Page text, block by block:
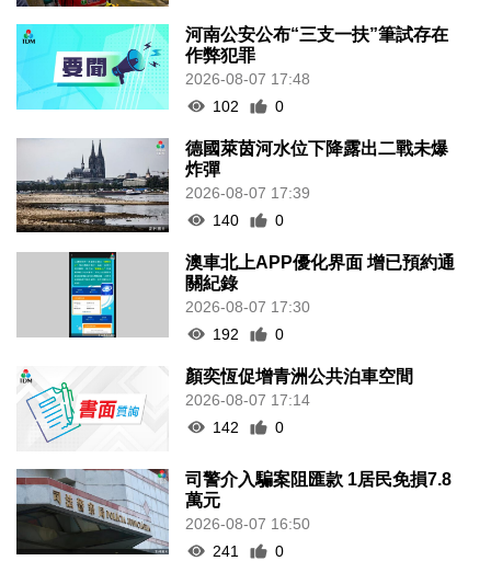
河南公安公布“三支一扶”筆試存在
作弊犯罪
2026-08-07 17:48
102
0
德國萊茵河水位下降露出二戰未爆
炸彈
2026-08-07 17:39
140
0
澳車北上APP優化界面 增已預約通
關紀錄
2026-08-07 17:30
192
0
顏奕恆促增青洲公共泊車空間
2026-08-07 17:14
142
0
司警介入騙案阻匯款 1居民免損7.8
萬元
2026-08-07 16:50
241
0